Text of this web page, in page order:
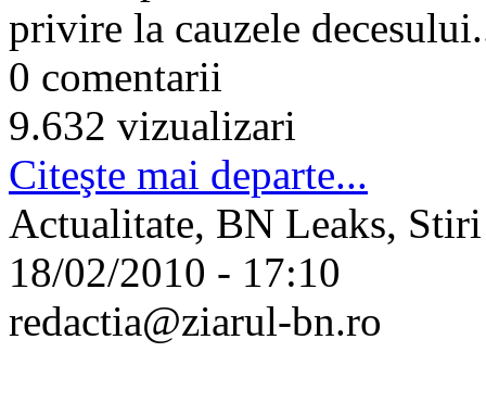
privire la cauzele
0 comentarii
9.632 vizualizari
Citeşte mai departe...
Actualitate, BN Leaks, Stiri
18/02/2010 - 17:10
redactia@ziarul-bn.ro